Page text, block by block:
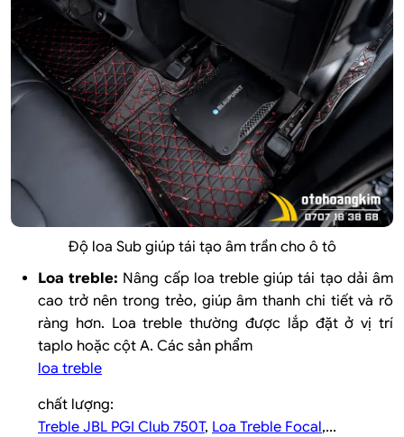
Độ loa Sub giúp tái tạo âm trần cho ô tô
Loa treble: Nâng cấp loa treble giúp tái tạo dải âm
cao trở nên trong trẻo, giúp âm thanh chi tiết và rõ
ràng hơn. Loa treble thường được lắp đặt ở vị trí
taplo hoặc cột A. Các sản phẩm
loa treble
chất lượng:
Treble JBL PGI Club 750T, Loa Treble Focal,...